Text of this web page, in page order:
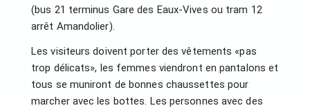
(bus 21 terminus Gare des Eaux-Vives ou tram 12
arrêt Amandolier).
Les visiteurs doivent porter des vêtements «pas
trop délicats», les femmes viendront en pantalons et
tous se muniront de bonnes chaussettes pour
marcher avec les bottes. Les personnes avec des